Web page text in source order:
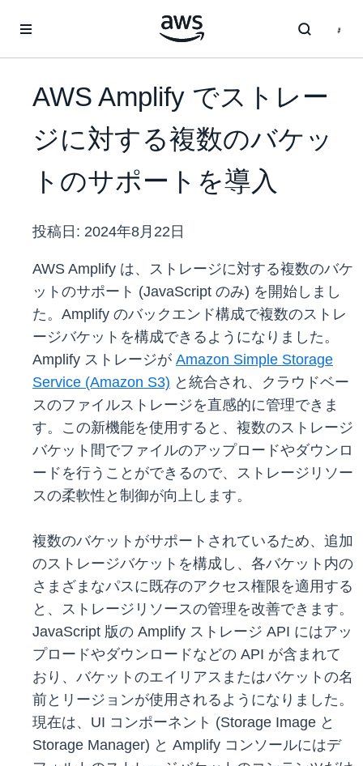
AWS Amplify でストレー
ジに対する複数のバケッ
トのサポートを導入
投稿日: 2024年8月22日
AWS Amplify は、ストレージに対する複数のバケ
ットのサポート (JavaScript のみ) を開始しまし
た。Amplify のバックエンド構成で複数のストレ
ージバケットを構成できるようになりました。
Amplify ストレージが Amazon Simple Storage
Service (Amazon S3) と統合され、クラウドベー
スのファイルストレージを直感的に管理できま
す。この新機能を使用すると、複数のストレージ
バケット間でファイルのアップロードやダウンロ
ードを行うことができるので、ストレージリソー
スの柔軟性と制御が向上します。
複数のバケットがサポートされているため、追加
のストレージバケットを構成し、各バケット内の
さまざまなパスに既存のアクセス権限を適用する
と、ストレージリソースの管理を改善できます。
JavaScript 版の Amplify ストレージ API にはアッ
プロードやダウンロードなどの API が含まれて
おり、バケットのエイリアスまたはバケットの名
前とリージョンが使用されるようになりました。
現在は、UI コンポーネント (Storage Image と
Storage Manager) と Amplify コンソールにはデ